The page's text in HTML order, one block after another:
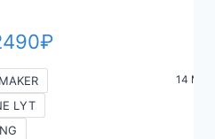
₽Диапазон
LYT
14